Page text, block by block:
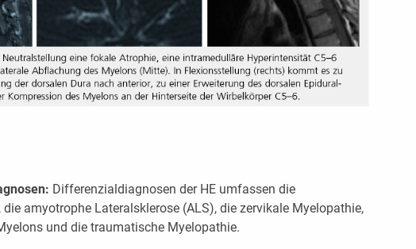
Differenzialdiagnosen der HE umfassen die
amyotrophe Lateralsklerose (ALS), die zervikale Myelopathie,
und die traumatische Myelopathie.